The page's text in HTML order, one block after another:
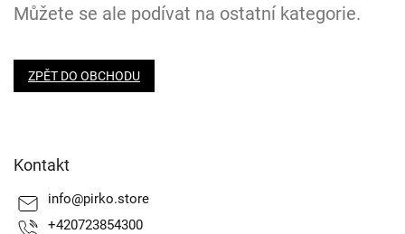
Můžete se ale podívat na ostatní kategorie.
ZPĚT DO OBCHODU
Kontakt
info@pirko.store
+420723854300